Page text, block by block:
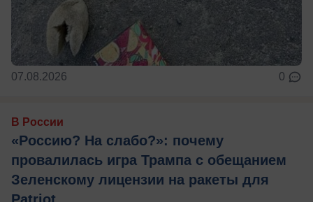
07.08.2026 0
В России
«Россию? На слабо?»: почему
провалилась игра Трампа с обещанием
Зеленскому лицензии на ракеты для